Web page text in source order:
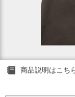
商品説明はこち